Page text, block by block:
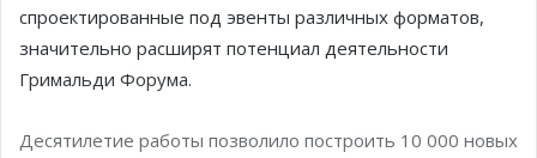
спроектированные под эвенты различных форматов,
значительно расширят потенциал деятельности
Гримальди Форума.
Десятилетие работы позволило построить 10 000 новых